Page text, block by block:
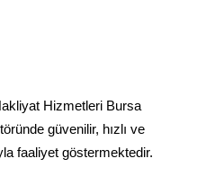
Hizmetleri Bursa
güvenilir, hızlı ve
faaliyet göstermektedir.